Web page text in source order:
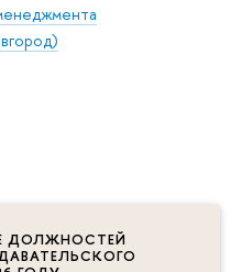
ДОЛЖНОСТЕЙ